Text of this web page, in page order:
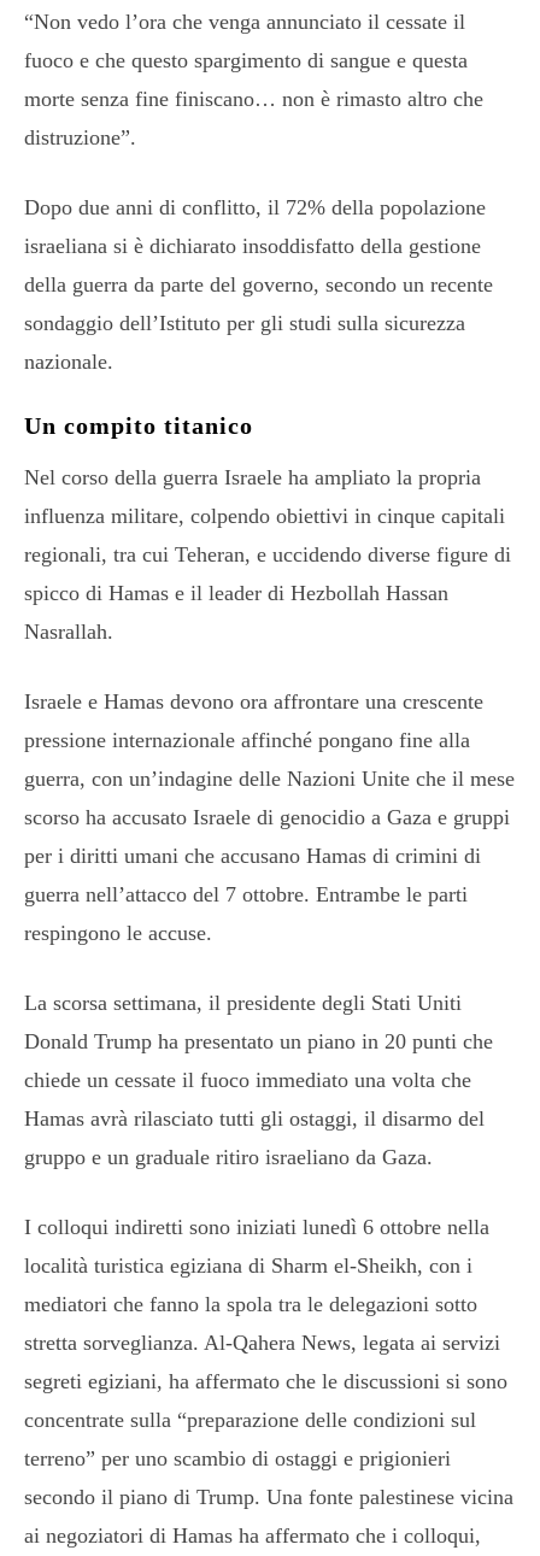
“Non vedo l’ora che venga annunciato il cessate il
fuoco e che questo spargimento di sangue e questa
morte senza fine finiscano… non è rimasto altro che
distruzione”.
Dopo due anni di conflitto, il 72% della popolazione
israeliana si è dichiarato insoddisfatto della gestione
della guerra da parte del governo, secondo un recente
sondaggio dell’Istituto per gli studi sulla sicurezza
nazionale.
Un compito titanico
Nel corso della guerra Israele ha ampliato la propria
influenza militare, colpendo obiettivi in cinque capitali
regionali, tra cui Teheran, e uccidendo diverse figure di
spicco di Hamas e il leader di Hezbollah Hassan
Nasrallah.
Israele e Hamas devono ora affrontare una crescente
pressione internazionale affinché pongano fine alla
guerra, con un’indagine delle Nazioni Unite che il mese
scorso ha accusato Israele di genocidio a Gaza e gruppi
per i diritti umani che accusano Hamas di crimini di
guerra nell’attacco del 7 ottobre. Entrambe le parti
respingono le accuse.
La scorsa settimana, il presidente degli Stati Uniti
Donald Trump ha presentato un piano in 20 punti che
chiede un cessate il fuoco immediato una volta che
Hamas avrà rilasciato tutti gli ostaggi, il disarmo del
gruppo e un graduale ritiro israeliano da Gaza.
I colloqui indiretti sono iniziati lunedì 6 ottobre nella
località turistica egiziana di Sharm el-Sheikh, con i
mediatori che fanno la spola tra le delegazioni sotto
stretta sorveglianza. Al-Qahera News, legata ai servizi
segreti egiziani, ha affermato che le discussioni si sono
concentrate sulla “preparazione delle condizioni sul
terreno” per uno scambio di ostaggi e prigionieri
secondo il piano di Trump. Una fonte palestinese vicina
ai negoziatori di Hamas ha affermato che i colloqui,